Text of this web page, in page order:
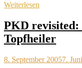
Weiterlesen
PKD revisited:
Topfheiler
8. September 20057.